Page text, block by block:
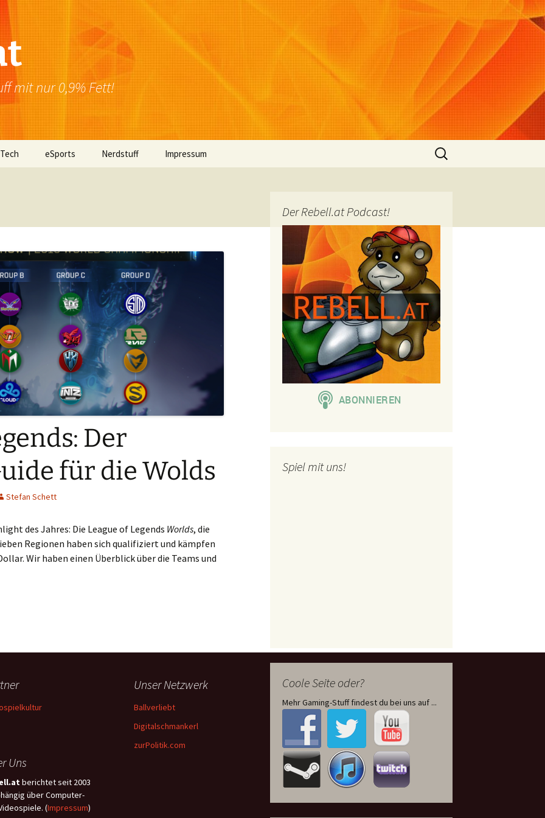
mit nur 0,9% Fett!
Browser
eSports Nerdstuff Impressum
Suchen
nach:
Der
für die Wolds
Stefan Schett
des Jahres: Die League of Legends Worlds, die
Regionen haben sich qualifiziert und kämpfen
Wir haben einen Überblick über die Teams und
ultimative Guide für die Wolds
Der Rebell.at Podcast!
Spiel mit uns!
Coole Seite oder?
Mehr Gaming-Stuff findest du bei uns auf ...
Unser Netzwerk
Ballverliebt
Digitalschmankerl
zurPolitik.com
Uns
berichtet seit 2003
über Computer-
(Impressum)